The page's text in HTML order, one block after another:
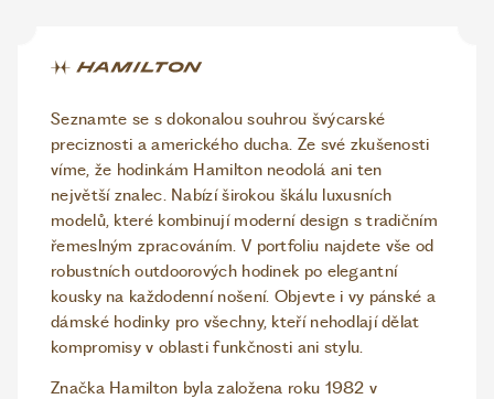
Seznamte se s dokonalou souhrou švýcarské
preciznosti a amerického ducha. Ze své zkušenosti
víme, že hodinkám Hamilton neodolá ani ten
největší znalec. Nabízí širokou škálu luxusních
modelů, které kombinují moderní design s tradičním
řemeslným zpracováním. V portfoliu najdete vše od
robustních outdoorových hodinek po elegantní
kousky na každodenní nošení. Objevte i vy pánské a
dámské hodinky pro všechny, kteří nehodlají dělat
kompromisy v oblasti funkčnosti ani stylu.
Značka Hamilton byla založena roku 1982 v